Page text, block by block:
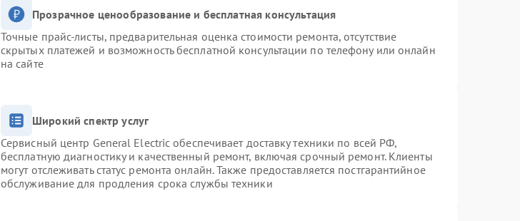
Прозрачное ценообразование и бесплатная консультация
Точные прайс-листы, предварительная оценка стоимости ремонта, отсутствие
скрытых платежей и возможность бесплатной консультации по телефону или онлайн
на сайте
Широкий спектр услуг
Сервисный центр General Electric обеспечивает доставку техники по всей РФ,
бесплатную диагностику и качественный ремонт, включая срочный ремонт. Клиенты
могут отслеживать статус ремонта онлайн. Также предоставляется постгарантийное
обслуживание для продления срока службы техники